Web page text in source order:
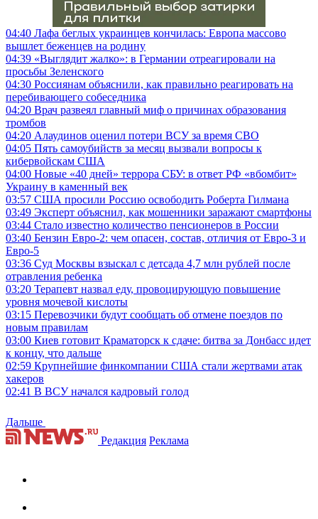
04:40 Лафа беглых украинцев кончилась: Европа массово
вышлет беженцев на родину
04:39 «Выглядит жалко»: в Германии отреагировали на
просьбы Зеленского
04:30 Россиянам объяснили, как правильно реагировать на
перебивающего собеседника
04:20 Врач развеял главный миф о причинах образования
тромбов
04:20 Алаудинов оценил потери ВСУ за время СВО
04:05 Пять самоубийств за месяц вызвали вопросы к
кибервойскам США
04:00 Новые «40 дней» террора СБУ: в ответ РФ «вбомбит»
Украину в каменный век
03:57 США просили Россию освободить Роберта Гилмана
03:49 Эксперт объяснил, как мошенники заражают смартфоны
03:44 Стало известно количество пенсионеров в России
03:40 Бензин Евро-2: чем опасен, состав, отличия от Евро-3 и
Евро-5
03:36 Суд Москвы взыскал с детсада 4,7 млн рублей после
отравления ребенка
03:20 Терапевт назвал еду, провоцирующую повышение
уровня мочевой кислоты
03:15 Перевозчики будут сообщать об отмене поездов по
новым правилам
03:00 Киев готовит Краматорск к сдаче: битва за Донбасс идет
к концу, что дальше
02:59 Крупнейшие финкомпании США стали жертвами атак
хакеров
02:41 В ВСУ начался кадровый голод
Дальше
Редакция Реклама